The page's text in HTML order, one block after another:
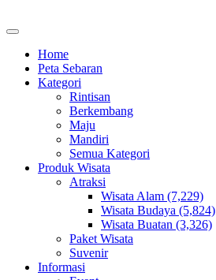
Home
Peta Sebaran
Kategori
Rintisan
Berkembang
Maju
Mandiri
Semua Kategori
Produk Wisata
Atraksi
Wisata Alam (7,229)
Wisata Budaya (5,824)
Wisata Buatan (3,326)
Paket Wisata
Suvenir
Informasi